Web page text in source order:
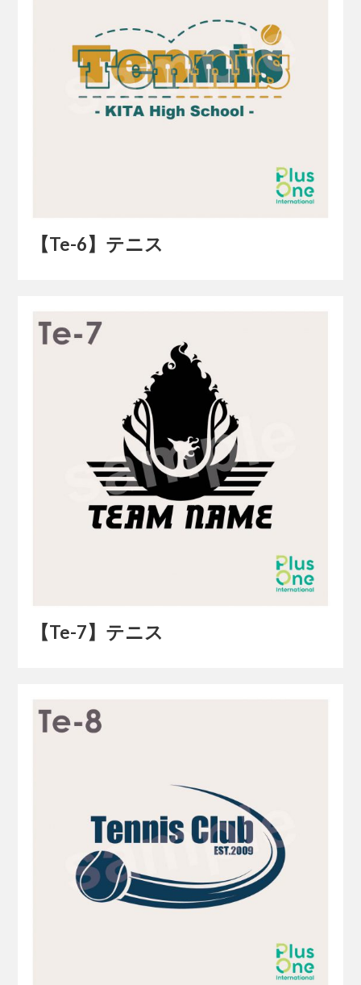
【Te-6】テニス
【Te-7】テニス